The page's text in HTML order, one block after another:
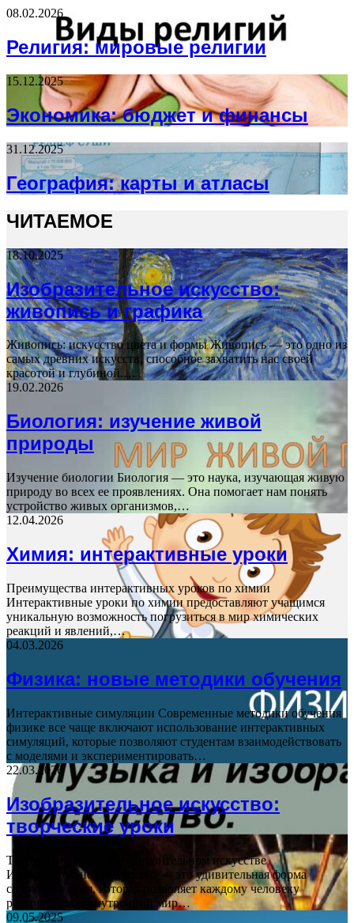
08.02.2026
Религия: мировые религии
15.12.2025
Экономика: бюджет и финансы
31.12.2025
География: карты и атласы
ЧИТАЕМОЕ
18.10.2025
Изобразительное искусство:
живопись и графика
Живопись: искусство цвета и формы Живопись — это одно из
самых древних искусств, способное захватить нас своей
красотой и глубиной.…
19.02.2026
Биология: изучение живой
природы
Изучение биологии Биология — это наука, изучающая живую
природу во всех ее проявлениях. Она помогает нам понять
устройство живых организмов,…
12.04.2026
Химия: интерактивные уроки
Преимущества интерактивных уроков по химии
Интерактивные уроки по химии предоставляют учащимся
уникальную возможность погрузиться в мир химических
реакций и явлений,…
04.03.2026
Физика: новые методики обучения
Интерактивные симуляции Современные методики обучения
физике все чаще включают использование интерактивных
симуляций, которые позволяют студентам взаимодействовать
с моделями и экспериментировать…
22.03.2026
Изобразительное искусство:
творческие уроки
Творческие уроки в изобразительном искусстве
Изобразительное искусство — это удивительная форма
самовыражения, которая позволяет каждому человеку
раскрыть свой внутренний мир…
09.05.2025